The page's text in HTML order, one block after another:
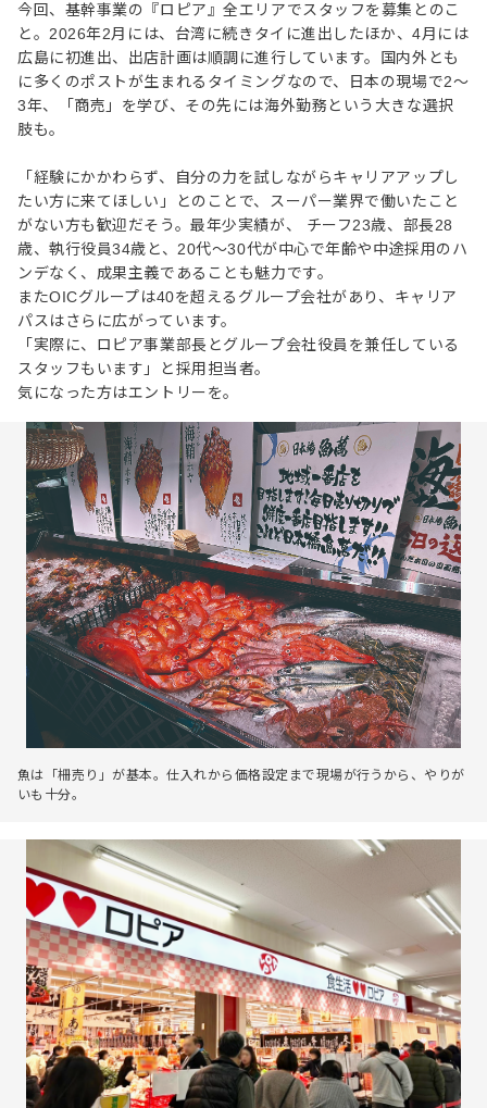
今回、基幹事業の『ロピア』全エリアでスタッフを募集とのこ
と。2026年2月には、台湾に続きタイに進出したほか、4月には
広島に初進出、出店計画は順調に進行しています。国内外とも
に多くのポストが生まれるタイミングなので、日本の現場で2〜
3年、「商売」を学び、その先には海外勤務という大きな選択
肢も。
「経験にかかわらず、自分の力を試しながらキャリアアップし
たい方に来てほしい」とのことで、スーパー業界で働いたこと
がない方も歓迎だそう。最年少実績が、 チーフ23歳、部長28
歳、執行役員34歳と、20代〜30代が中心で年齢や中途採用のハ
ンデなく、成果主義であることも魅力です。
またOICグループは40を超えるグループ会社があり、キャリア
パスはさらに広がっています。
「実際に、ロピア事業部長とグループ会社役員を兼任している
スタッフもいます」と採用担当者。
気になった方はエントリーを。
魚は「柵売り」が基本。仕入れから価格設定まで現場が行うから、やりが
いも十分。